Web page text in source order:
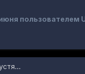
пользователем